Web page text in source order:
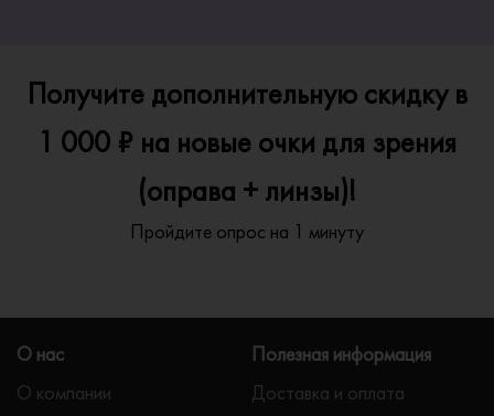
Получите дополнительную скидку в
1 000 ₽ на новые очки для зрения
(оправа + линзы)!
Пройдите опрос на 1 минуту
О нас
О компании
Полезная информация
Доставка и оплата